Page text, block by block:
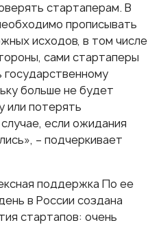
стартаперам. В
прописывать
исходов, в том числе
сами стартаперы
больше не будет
или потерять
если ожидания
– подчеркивает
поддержка По ее
в России создана
стартапов: очень